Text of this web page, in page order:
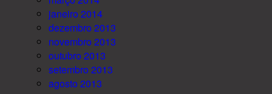
janeiro 2014
dezembro 2013
novembro 2013
outubro 2013
setembro 2013
agosto 2013